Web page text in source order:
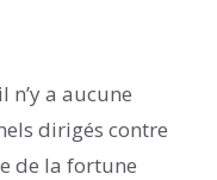
a aucune
dirigés contre
de la fortune